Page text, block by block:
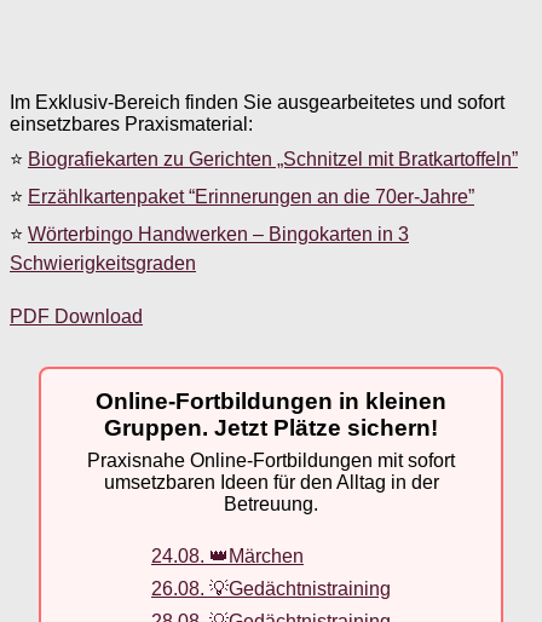
Im Exklusiv-Bereich finden Sie ausgearbeitetes und sofort
einsetzbares Praxismaterial:
⭐ Biografiekarten zu Gerichten „Schnitzel mit Bratkartoffeln”
⭐ Erzählkartenpaket “Erinnerungen an die 70er-Jahre”
⭐ Wörterbingo Handwerken – Bingokarten in 3
Schwierigkeitsgraden
PDF Download
Online-Fortbildungen in kleinen
Gruppen. Jetzt Plätze sichern!
Praxisnahe Online-Fortbildungen mit sofort
umsetzbaren Ideen für den Alltag in der
Betreuung.
24.08. 👑Märchen
26.08. 💡Gedächtnistraining